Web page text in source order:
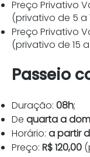
Preço Privativo
(privativo de 5 a
Preço Privativo
(privativo de 15
Passeio
Duração: 08h;
De quarta a
Horário: a partir
Preço: R$ 120,00